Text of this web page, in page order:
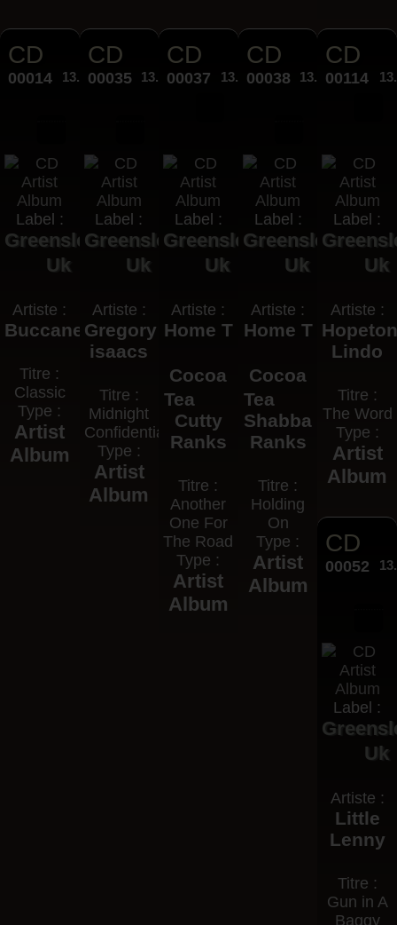
CD
00014 13.00€
Label :
Greensleeves
Uk
Artiste :
Buccaneer
Titre :
Classic
Type :
Artist
Album
CD
00035 13.00€
Label :
Greensleeves
Uk
Artiste :
Gregory
isaacs
Titre :
Midnight
Confidential
Type :
Artist
Album
CD
00037 13.00€
Label :
Greensleeves
Uk
Artiste :
Home T
Cocoa
Tea
Cutty
Ranks
Titre :
Another
One For
The Road
Type :
Artist
Album
CD
00038 13.00€
Label :
Greensleeves
Uk
Artiste :
Home T
Cocoa
Tea
Shabba
Ranks
Titre :
Holding
On
Type :
Artist
Album
CD
00114
Label :
Uk
Artiste :
Lindo
Titre :
The Word
Type :
Artist
Album
CD
00052
Label :
Uk
Artiste :
Little
Lenny
Titre :
Gun in A
Baggy